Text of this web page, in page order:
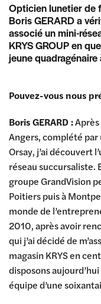
Opticien lunetier de
Boris GERARD a
associé un mini-
KRYS GROUP en
jeune quadragénaire
Pouvez-vous nous
Boris GERARD :
Angers, complété
Orsay, j’ai découvert
réseau succursaliste.
groupe GrandVision
Poitiers puis à
monde de
2010, après avoir
qui j’ai décidé de
magasin KRYS en
disposons
équipe d’une